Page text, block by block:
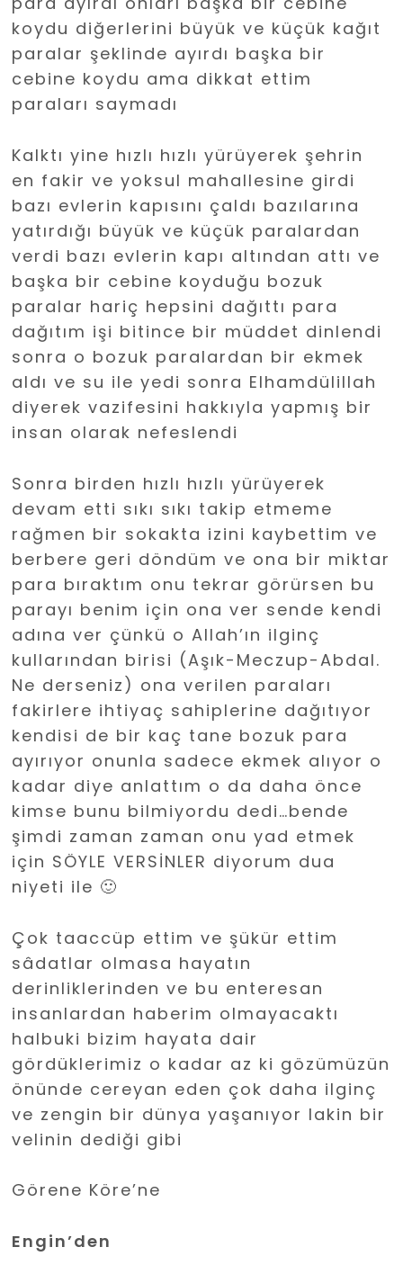
koydu diğerlerini büyük ve küçük kağıt
paralar şeklinde ayırdı başka bir
cebine koydu ama dikkat ettim
paraları saymadı
Kalktı yine hızlı hızlı yürüyerek şehrin
en fakir ve yoksul mahallesine girdi
bazı evlerin kapısını çaldı bazılarına
yatırdığı büyük ve küçük paralardan
verdi bazı evlerin kapı altından attı ve
başka bir cebine koyduğu bozuk
paralar hariç hepsini dağıttı para
dağıtım işi bitince bir müddet dinlendi
sonra o bozuk paralardan bir ekmek
aldı ve su ile yedi sonra Elhamdülillah
diyerek vazifesini hakkıyla yapmış bir
insan olarak nefeslendi
Sonra birden hızlı hızlı yürüyerek
devam etti sıkı sıkı takip etmeme
rağmen bir sokakta izini kaybettim ve
berbere geri döndüm ve ona bir miktar
para bıraktım onu tekrar görürsen bu
parayı benim için ona ver sende kendi
adına ver çünkü o Allah’ın ilginç
kullarından birisi (Aşık-Meczup-Abdal.
Ne derseniz) ona verilen paraları
fakirlere ihtiyaç sahiplerine dağıtıyor
kendisi de bir kaç tane bozuk para
ayırıyor onunla sadece ekmek alıyor o
kadar diye anlattım o da daha önce
kimse bunu bilmiyordu dedi…bende
şimdi zaman zaman onu yad etmek
için SÖYLE VERSİNLER diyorum dua
niyeti ile 🙂
Çok taaccüp ettim ve şükür ettim
sâdatlar olmasa hayatın
derinliklerinden ve bu enteresan
insanlardan haberim olmayacaktı
halbuki bizim hayata dair
gördüklerimiz o kadar az ki gözümüzün
önünde cereyan eden çok daha ilginç
ve zengin bir dünya yaşanıyor lakin bir
velinin dediği gibi
Görene Köre’ne
Engin’den